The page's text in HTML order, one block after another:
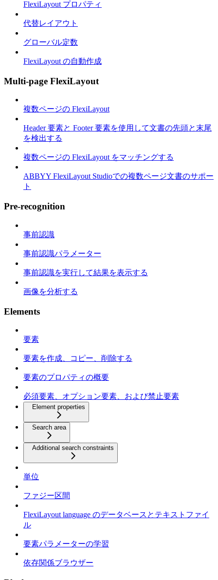
FlexiLayout プロパティ
代替レイアウト
グローバル定数
FlexiLayout の自動作成
Multi-page FlexiLayout
複数ページの FlexiLayout
Header 要素と Footer 要素を使用して文書の先頭と末尾
を検出する
複数ページの FlexiLayout をマッチングする
ABBYY FlexiLayout Studioでの複数ページ文書のサポー
ト
Pre-recognition
事前認識
事前認識パラメーター
事前認識を実行して結果を表示する
画像を分析する
Elements
要素
要素を作成、コピー、削除する
要素のプロパティの概要
必須要素、オプション要素、および禁止要素
Element properties
Search area
Additional search constraints
単位
ファジー区間
FlexiLayout language のデータベースとテキストファイ
ル
要素パラメーターの学習
依存関係ブラウザー